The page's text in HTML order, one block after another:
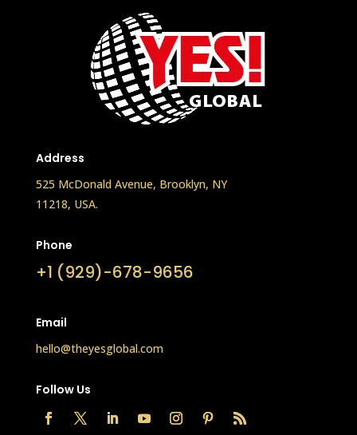
Address
525 McDonald Avenue, Brooklyn, NY
11218, USA.
Phone
+1 (929)-678-9656
Email
hello@theyesglobal.com
Follow Us